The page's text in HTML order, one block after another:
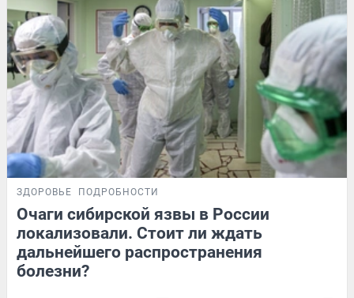
ЗДОРОВЬЕ ПОДРОБНОСТИ
Очаги сибирской язвы в России
локализовали. Стоит ли ждать
дальнейшего распространения
болезни?